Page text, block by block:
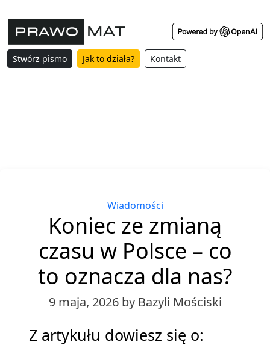
Stwórz pismo Jak to działa? Kontakt
Categories
Wiadomości
Koniec ze zmianą
czasu w Polsce – co
to oznacza dla nas?
9 maja, 2026 by Bazyli Mościski
Z artykułu dowiesz się o: